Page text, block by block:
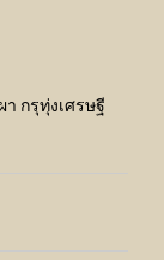
กรุทุ่งเศรษฐี